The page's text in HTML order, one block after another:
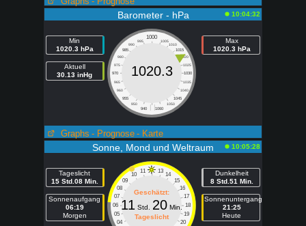
Barometer - hPa 10:04:32
Min
1020.3 hPa
Aktuell
30.13 inHg
1000
995
1005
990
1010
985
1015
980
1020
975
1025
970
1030
965
1035
960
1040
955
1045
950
1050
940
1060
| |
1020.3
Max
1020.3 hPa
Graphs - Prognose - Karte
Sonne, Mond und Weltraum 10:05:28
Tageslicht
15 Std.08 Min.
Sonnenaufgang
06:19
Morgen
11 13
10
14
09
15
08
16
07
17
06
18
05
19
04
20
Geschätzt:
11 Std. 20 Min.
Tageslicht
Dunkelheit
8 Std.51 Min.
Sonnenuntergang
21:25
Heute